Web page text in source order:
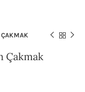
ÇAKMAK
Çakmak